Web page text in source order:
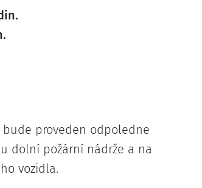
proveden odpoledne
dolní požární nádrže a na
vozidla.